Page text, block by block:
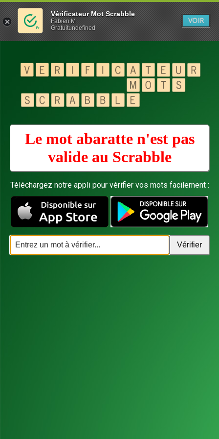
Le mot abaratte n'est pas
valide au Scrabble
Téléchargez notre appli pour vérifier vos mots facilement :
Vérificateur Mot Scrabble
Fabien M
Gratuitundefined
VOIR